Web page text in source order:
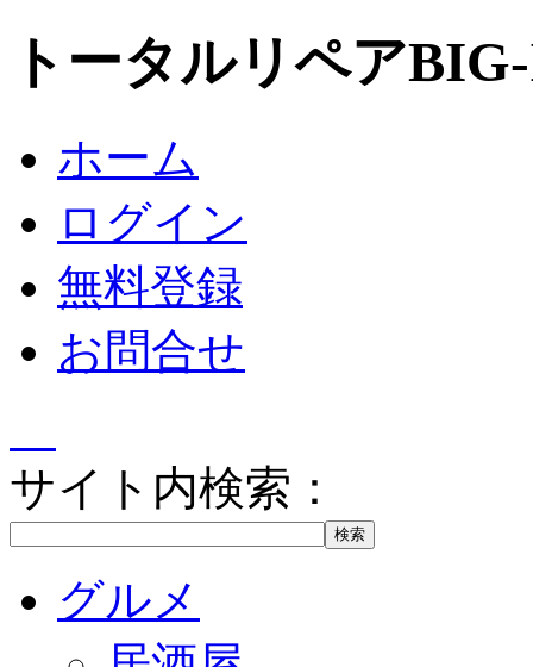
トータルリペア
ホーム
ログイン
無料登録
お問合せ
サイト内検索：
グルメ